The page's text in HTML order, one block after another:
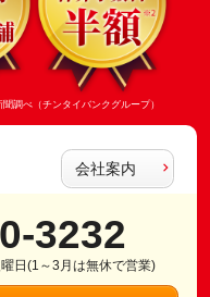
調べ（チンタイバンクグループ）
会社案内
3232
日(1～3月は無休で営業)